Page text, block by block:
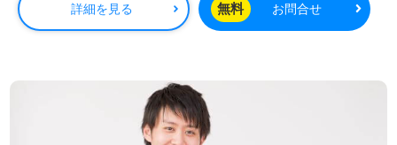
詳細を見る 無料 お問合せ